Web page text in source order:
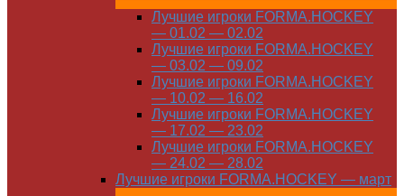
Лучшие игроки FORMA.HOCKEY
— 01.02 — 02.02
Лучшие игроки FORMA.HOCKEY
— 03.02 — 09.02
Лучшие игроки FORMA.HOCKEY
— 10.02 — 16.02
Лучшие игроки FORMA.HOCKEY
— 17.02 — 23.02
Лучшие игроки FORMA.HOCKEY
— 24.02 — 28.02
Лучшие игроки FORMA.HOCKEY — март